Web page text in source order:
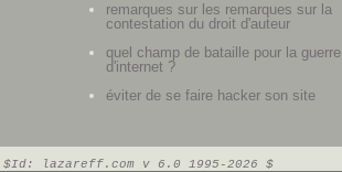
remarques sur les remarques sur la
contestation du droit d'auteur
quel champ de bataille pour la guerre
d'internet ?
éviter de se faire hacker son site
$Id: lazareff.com v 6.0 1995-2026 $